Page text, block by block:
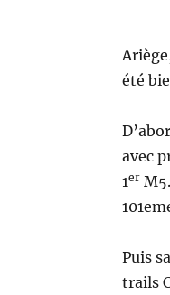
été
avec
1erM5.
Puis
trails